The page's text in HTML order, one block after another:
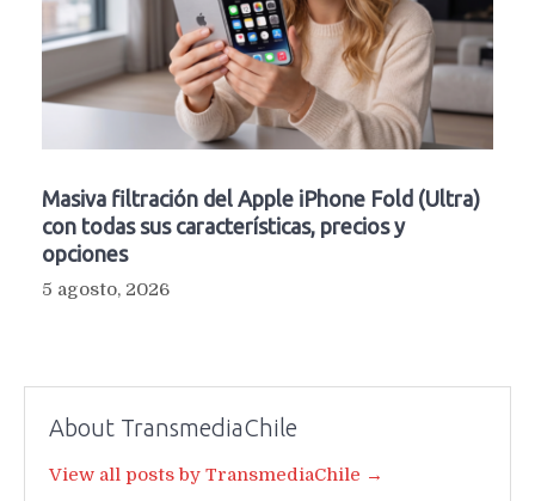
Masiva filtración del Apple iPhone Fold (Ultra)
con todas sus características, precios y
opciones
5 agosto, 2026
About TransmediaChile
View all posts by TransmediaChile →